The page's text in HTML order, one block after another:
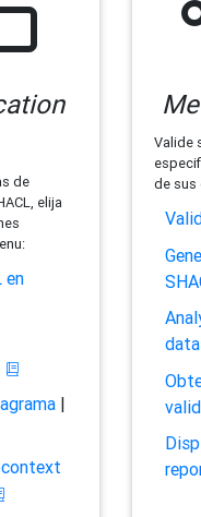
de
elija
en
|
Valide
de sus